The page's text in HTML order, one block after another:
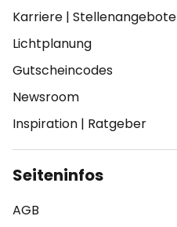
Karriere | Stellenangebote
Lichtplanung
Gutscheincodes
Newsroom
Inspiration | Ratgeber
Seiteninfos
AGB